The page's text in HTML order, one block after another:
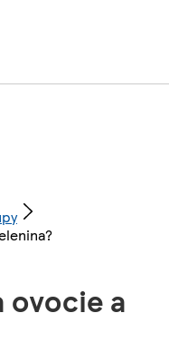
ovocie a